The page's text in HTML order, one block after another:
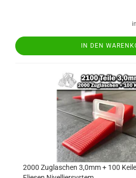
IN DEN
2000 Zuglaschen 3,0mm + 100